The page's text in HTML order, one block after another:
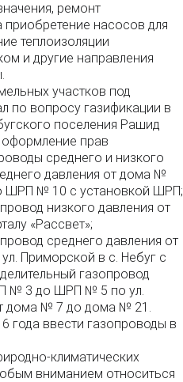
ремонт
насосов для
теплоизоляции
и другие направления
участков под
по вопросу газификации в
поселения Рашид
прав
среднего и низкого
давления от дома №
ШРП № 10 с установкой ШРП;
низкого давления от
«Рассвет»;
среднего давления от
Приморской в с. Небуг с
газопровод
№ 3 до ШРП № 5 по ул.
дома № 7 до дома № 21.
года ввести газопроводы в
климатических
вниманием относиться